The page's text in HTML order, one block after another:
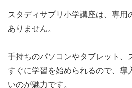
スタディサプリ小学講座は、専用
ありません。
手持ちのパソコンやタブレット、
すぐに学習を始められるので、導
いのが魅力です。